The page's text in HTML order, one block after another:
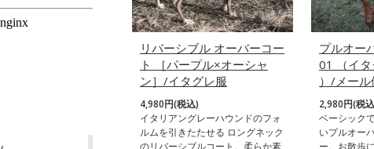
リバーシブル オーバーコー
ト ［パープル×オーシャ
ン］/イタグレ服
4,980円(税込)
イタリアングレーハウンドのフォ
ルムを引きたたせる ロングネック
のリバーシブルコート。柔らか素
プルオー
01 （イ
）/メー
2,980円(税
ベーシック
いプルオー
ー。お散歩